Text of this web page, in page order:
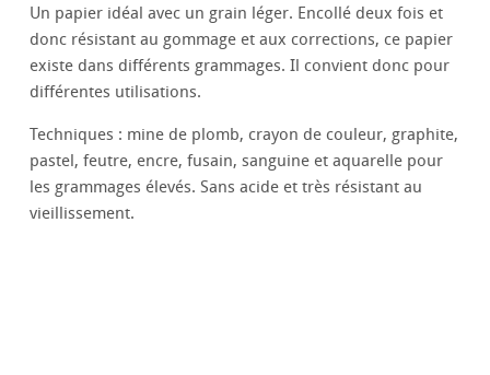
Un papier idéal avec un grain léger. Encollé deux fois et
donc résistant au gommage et aux corrections, ce papier
existe dans différents grammages. Il convient donc pour
différentes utilisations.
Techniques : mine de plomb, crayon de couleur, graphite,
pastel, feutre, encre, fusain, sanguine et aquarelle pour
les grammages élevés. Sans acide et très résistant au
vieillissement.